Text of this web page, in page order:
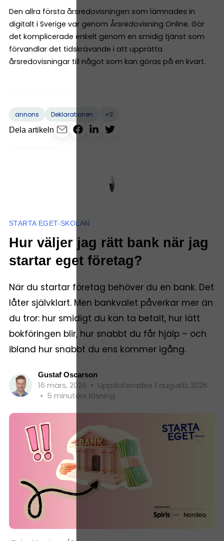
Den allra första årsredovisningen som lämnades in
digitalt i Sverige var genom Årsredovisning Online. Gör
det komplicerade enkelt genom en smidig tjänst som
förvandlar det tidskrävande i att upprätta
årsredovisningar till något som kan göras på en kvart.
annons Deklarationen
+3
Dela artikeln
STARTA EGET-SKOLAN
Hur väljer jag rätt bank när jag
startar eget företag?
När du startar företag behöver du en bank. Det
låter självklart. Men bankvalet påverkar mer än
du tror: hur smidigt du kan ta betalt, hur lätt
bokföringen blir, hur snabbt du får hjälp – och
ibland hur snabbt du ens kommer igång.
Gustaf Oscarson
16 mars, 2026 • Uppdaterades 1 augusti, 2026
• 5 minuters läsning